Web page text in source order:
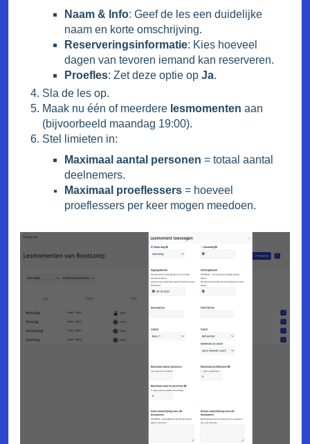
Naam & Info: Geef de les een duidelijke
naam en korte omschrijving.
Reserveringsinformatie: Kies hoeveel
dagen van tevoren iemand kan reserveren.
Proefles: Zet deze optie op Ja.
Sla de les op.
Maak nu één of meerdere lesmomenten aan
(bijvoorbeeld maandag 19:00).
Stel limieten in:
Maximaal aantal personen = totaal aantal
deelnemers.
Maximaal proeflessers = hoeveel
proeflessers per keer mogen meedoen.